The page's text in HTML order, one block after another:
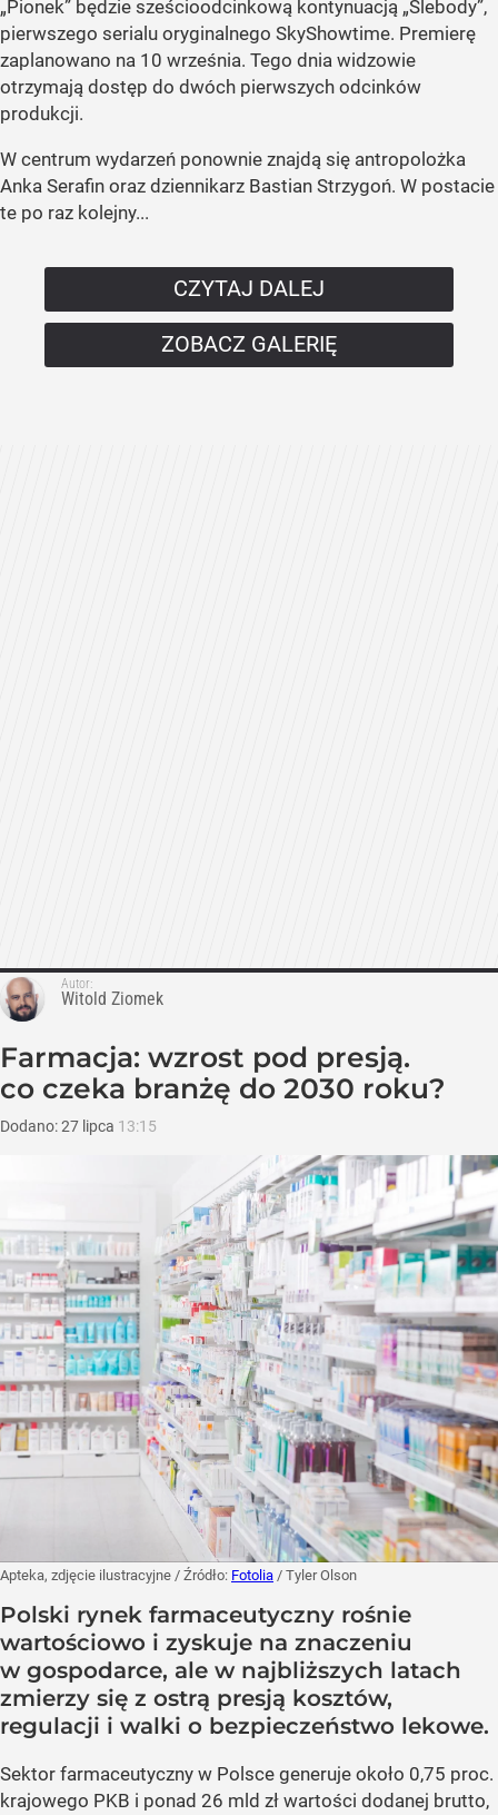
„Pionek” będzie sześcioodcinkową kontynuacją „Ślebody”,
pierwszego serialu oryginalnego SkyShowtime. Premierę
zaplanowano na 10 września. Tego dnia widzowie
otrzymają dostęp do dwóch pierwszych odcinków
produkcji.
W centrum wydarzeń ponownie znajdą się antropolożka
Anka Serafin oraz dziennikarz Bastian Strzygoń. W postacie
te po raz kolejny...
CZYTAJ DALEJ
ZOBACZ GALERIĘ
Autor:
Witold Ziomek
Farmacja: wzrost pod presją.
co czeka branżę do 2030 roku?
Dodano:27 lipca 13:15
Apteka, zdjęcie ilustracyjne / Źródło: Fotolia / Tyler Olson
Polski rynek farmaceutyczny rośnie
wartościowo i zyskuje na znaczeniu
w gospodarce, ale w najbliższych latach
zmierzy się z ostrą presją kosztów,
regulacji i walki o bezpieczeństwo lekowe.
Sektor farmaceutyczny w Polsce generuje około 0,75 proc.
krajowego PKB i ponad 26 mld zł wartości dodanej brutto,